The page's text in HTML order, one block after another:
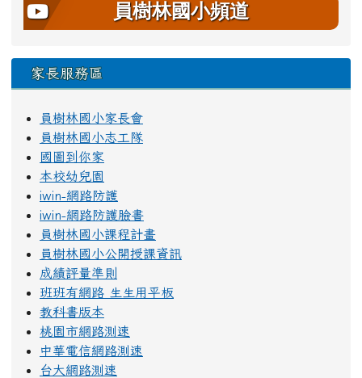
員樹林國小頻道
家長服務區
員樹林國小家長會
員樹林國小志工隊
國圖到你家
本校幼兒園
iwin-網路防護
iwin-網路防護臉書
員樹林國小課程計畫
員樹林國小公開授課資訊
成績評量準則
班班有網路 生生用平板
教科書版本
桃園市網路測速
中華電信網路測速
台大網路測速